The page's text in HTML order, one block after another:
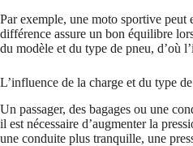
Par exemple, une moto sportive peut
différence assure un bon équilibre
du modèle et du type de pneu, d’où
L’influence de la charge et du type
Un passager, des bagages ou une
il est nécessaire d’augmenter la
une conduite plus tranquille, une